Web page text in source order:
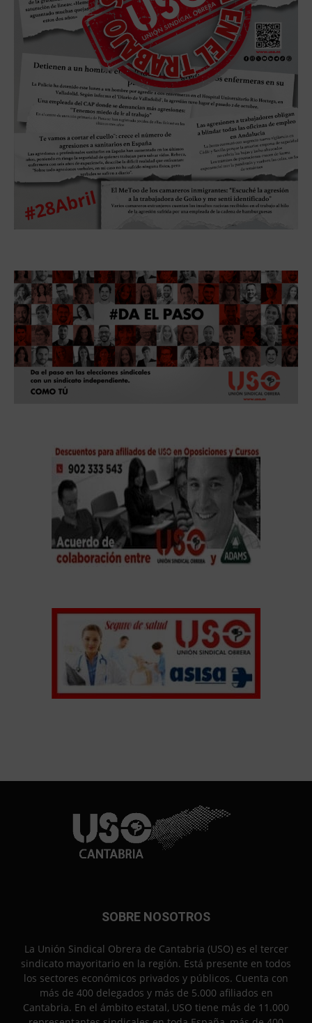
SOBRE NOSOTROS
La Unión Sindical Obrera de Cantabria (USO) es el tercer
sindicato mayoritario en la región. Está presente en todos
los sectores económicos privados y públicos. Cuenta con
más de 400 delegados y más de 5.000 afiliados en
Cantabria. En el ámbito estatal, USO tiene más de 11.000